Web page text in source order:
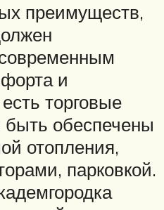
преимуществ,
и
торговые
обеспечены
отопления,
парковкой.